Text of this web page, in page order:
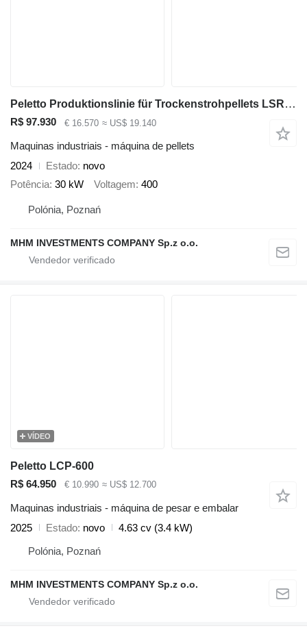
Peletto Produktionslinie für Trockenstrohpellets LSR-120
R$ 97.930 € 16.570 ≈ US$ 19.140
Maquinas industriais - máquina de pellets
2024
Estado novo
Potência 30 kW Voltagem 400
Polónia, Poznań
MHM INVESTMENTS COMPANY Sp.z o.o.
VÍDEO
Peletto LCP-600
R$ 64.950
€ 10.990 ≈ US$ 12.700
Maquinas industriais - máquina de pesar e embalar
2025
Estado novo
4.63 cv (3.4 kW)
Polónia, Poznań
MHM INVESTMENTS COMPANY Sp.z o.o.